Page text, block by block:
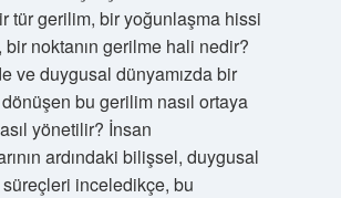
tür gerilim, bir yoğunlaşma hissi
bir noktanın gerilme hali nedir?
ve duygusal dünyamızda bir
dönüşen bu gerilim nasıl ortaya
yönetilir? İnsan
ardındaki bilişsel, duygusal
inceledikçe, bu